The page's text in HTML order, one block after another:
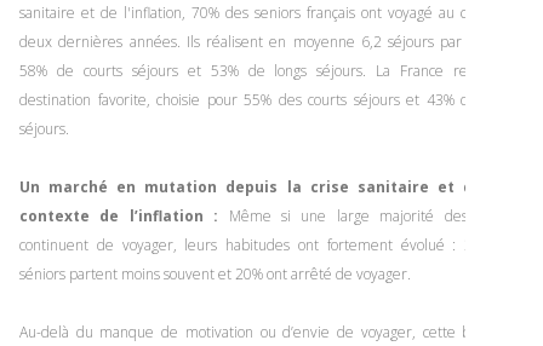
sanitaire et de l'inflation, 70% des seniors français ont voyagé au cours des
deux dernières années. Ils réalisent en moyenne 6,2 séjours par an, avec
58% de courts séjours et 53% de longs séjours. La France reste leur
destination favorite, choisie pour 55% des courts séjours et 43% des longs
séjours.
Un marché en mutation depuis la crise sanitaire et dans le
contexte de l’inflation : Même si une large majorité des séniors
continuent de voyager, leurs habitudes ont fortement évolué : 33% des
séniors partent moins souvent et 20% ont arrêté de voyager.
Au-delà du manque de motivation ou d’envie de voyager, cette baisse se